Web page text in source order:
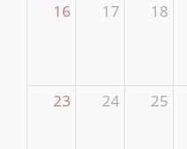
16 17 18
23 24 25